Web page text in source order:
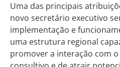
Uma das principais
novo secretário executivo
implementação e
uma estrutura regional
promover a interação com